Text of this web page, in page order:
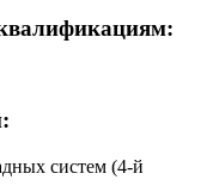
систем (4-й